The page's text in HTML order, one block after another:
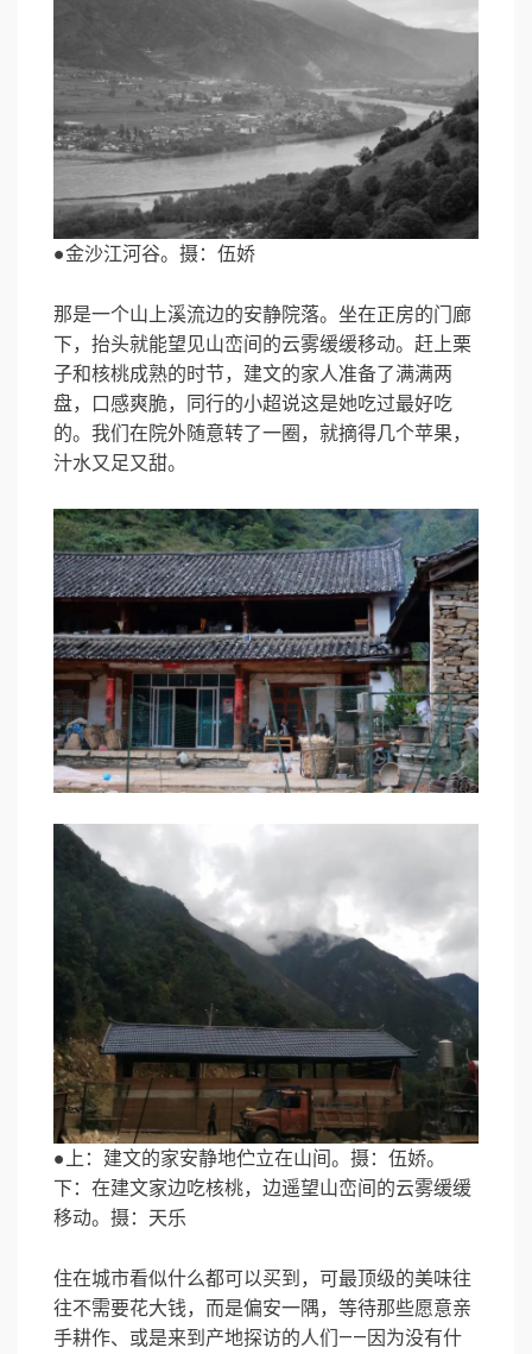
●金沙江河谷。摄：伍娇
那是一个山上溪流边的安静院落。坐在正房的门廊
下，抬头就能望见山峦间的云雾缓缓移动。赶上栗
子和核桃成熟的时节，建文的家人准备了满满两
盘，口感爽脆，同行的小超说这是她吃过最好吃
的。我们在院外随意转了一圈，就摘得几个苹果，
汁水又足又甜。
●上：建文的家安静地伫立在山间。摄：伍娇。
下：在建文家边吃核桃，边遥望山峦间的云雾缓缓
移动。摄：天乐
住在城市看似什么都可以买到，可最顶级的美味往
往不需要花大钱，而是偏安一隅，等待那些愿意亲
手耕作、或是来到产地探访的人们——因为没有什